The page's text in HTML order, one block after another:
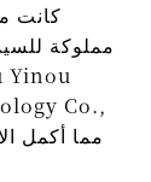
كانت
مملوكة
Co.,